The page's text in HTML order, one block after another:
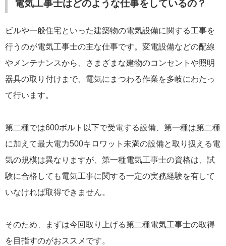
電気工事士はどのような仕事をしているの？
ビルや一般住宅といった建築物の電気設備に関する工事を
行うのが電気工事士の主な仕事です。変電設備などの配線
やメンテナンスから、さまざまな建物のコンセントや照明
器具の取り付けまで、電気にまつわる作業を多岐にわたっ
て行います。
第二種では600ボルト以下で受電する設備、第一種は第二種
に加えて最大電力500キロワット未満の設備と取り扱える電
気の規模は異なりますが、第一種電気工事士の資格は、試
験に合格しても電気工事に関する一定の実務経験を有して
いなければ取得できません。
そのため、まずは今回取り上げる第二種電気工事士の取得
を目指すのがおススメです。